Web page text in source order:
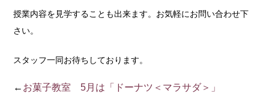
授業内容を見学することも出来ます。お気軽にお問い合わせ下
さい。
スタッフ一同お待ちしております。
← お菓子教室 5月は「ドーナツ＜マラサダ＞」